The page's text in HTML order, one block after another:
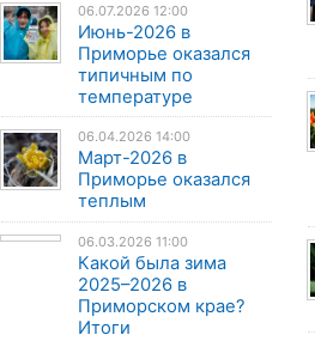
06.07.2026 12:00
Июнь-2026 в
Приморье оказался
типичным по
температуре
06.04.2026 14:00
Март-2026 в
Приморье оказался
теплым
06.03.2026 11:00
Какой была зима
2025–2026 в
Приморском крае?
Итоги